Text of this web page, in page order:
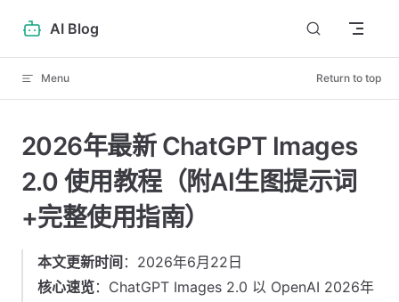
Skip to content
AI Blog
Menu Return to top
2026年最新 ChatGPT Images
2.0 使用教程（附AI生图提示词
+完整使用指南）
本文更新时间 ：2026年6月22日
核心速览：ChatGPT Images 2.0 以 OpenAI 2026年